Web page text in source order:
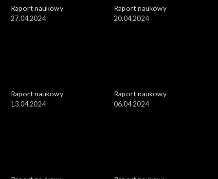
Raport naukowy
27.04.2024
Raport naukowy
20.04.2024
Raport naukowy
13.04.2024
Raport naukowy
06.04.2024